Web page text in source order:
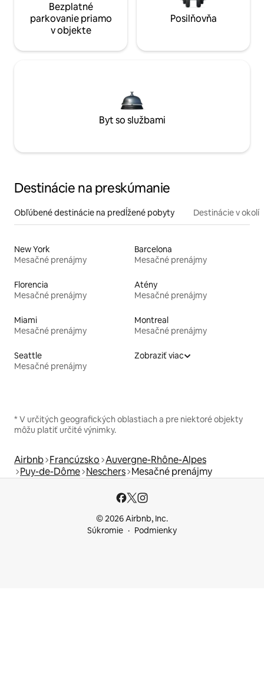
Bezplatné
parkovanie priamo
v objekte
Posilňovňa
Byt so službami
Destinácie na preskúmanie
Obľúbené destinácie na predĺžené pobyty Destinácie v okolí
New York
Mesačné prenájmy
Barcelona
Mesačné prenájmy
Florencia
Mesačné prenájmy
Atény
Mesačné prenájmy
Miami
Mesačné prenájmy
Montreal
Mesačné prenájmy
Seattle
Mesačné prenájmy
Zobraziť viac
* V určitých geografických oblastiach a pre niektoré objekty
môžu platiť určité výnimky.
Airbnb Francúzsko Auvergne-Rhône-Alpes
Puy-de-Dôme Neschers Mesačné prenájmy
© 2026 Airbnb, Inc.
Súkromie
Podmienky